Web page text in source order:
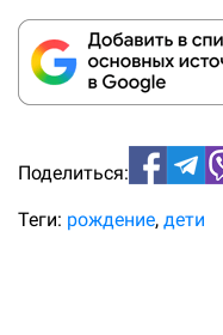
Поделиться:
Теги: рождение дети